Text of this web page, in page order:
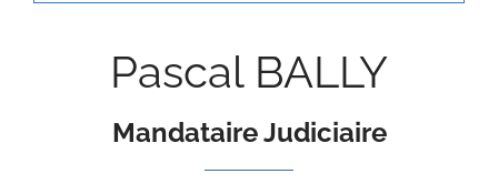
Pascal BALLY
Mandataire Judiciaire